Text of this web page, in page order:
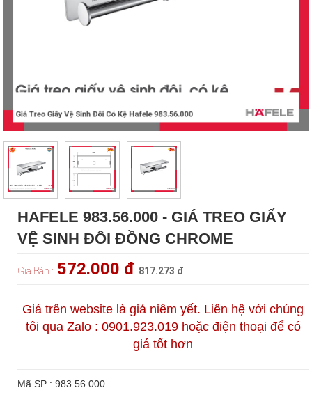
HAFELE 983.56.000 - GIÁ TREO GIẤY
VỆ SINH ĐÔI ĐỒNG CHROME
Giá Bán : 572.000 đ 817.273 đ
Giá trên website là giá niêm yết. Liên hệ với chúng
tôi qua Zalo : 0901.923.019 hoặc điện thoại để có
giá tốt hơn
Mã SP : 983.56.000